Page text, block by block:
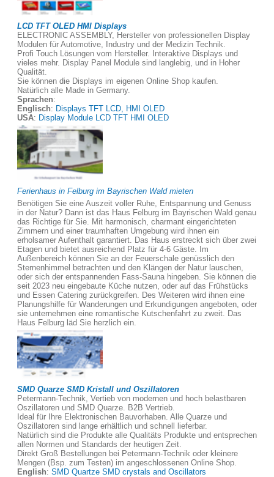
LCD TFT OLED HMI Displays
ELECTRONIC ASSEMBLY, Hersteller von professionellen Display
Modulen für Automotive, Industry und der Medizin Technik.
Profi Touch Lösungen vom Hersteller. Interaktive Displays und
vieles mehr. Display Panel Module sind langlebig, und in Hoher
Qualität.
Sie können die Displays im eigenen Online Shop kaufen.
Natürlich alle Made in Germany.
Sprachen:
Englisch: Displays TFT LCD, HMI OLED
USA: Display Module LCD TFT HMI OLED
Ferienhaus in Felburg im Bayrischen Wald mieten
Benötigen Sie eine Auszeit voller Ruhe, Entspannung und Genuss
in der Natur? Dann ist das Haus Felburg im Bayrischen Wald genau
das Richtige für Sie. Mit harmonisch, charmant eingerichteten
Zimmern und einer traumhaften Umgebung wird ihnen ein
erholsamer Aufenthalt garantiert. Das Haus erstreckt sich über zwei
Etagen und bietet ausreichend Platz für 4-6 Gäste. Im
Außenbereich können Sie an der Feuerschale genüsslich den
Sternenhimmel betrachten und den Klängen der Natur lauschen,
oder sich der entspannenden Fass-Sauna hingeben. Sie können die
seit 2023 neu eingebaute Küche nutzen, oder auf das Frühstücks
und Essen Catering zurückgreifen. Des Weiteren wird ihnen eine
Planungshilfe für Wanderungen und Erkundigungen angeboten, oder
sie unternehmen eine romantische Kutschenfahrt zu zweit. Das
Haus Felburg läd Sie herzlich ein.
SMD Quarze SMD Kristall und Oszillatoren
Petermann-Technik, Vertieb von modernen und hoch belastbaren
Oszillatoren und SMD Quarze. B2B Vertrieb.
Ideal für Ihre Elektronischen Bauvorhaben. Alle Quarze und
Oszillatoren sind lange erhältlich und schnell lieferbar.
Natürlich sind die Produkte alle Qualitäts Produkte und entsprechen
allen Normen und Standards der heutigen Zeit.
Direkt Groß Bestellungen bei Petermann-Technik oder kleinere
Mengen (Bsp. zum Testen) im angeschlossenen Online Shop.
English: SMD Quartze SMD crystals and Oscillators